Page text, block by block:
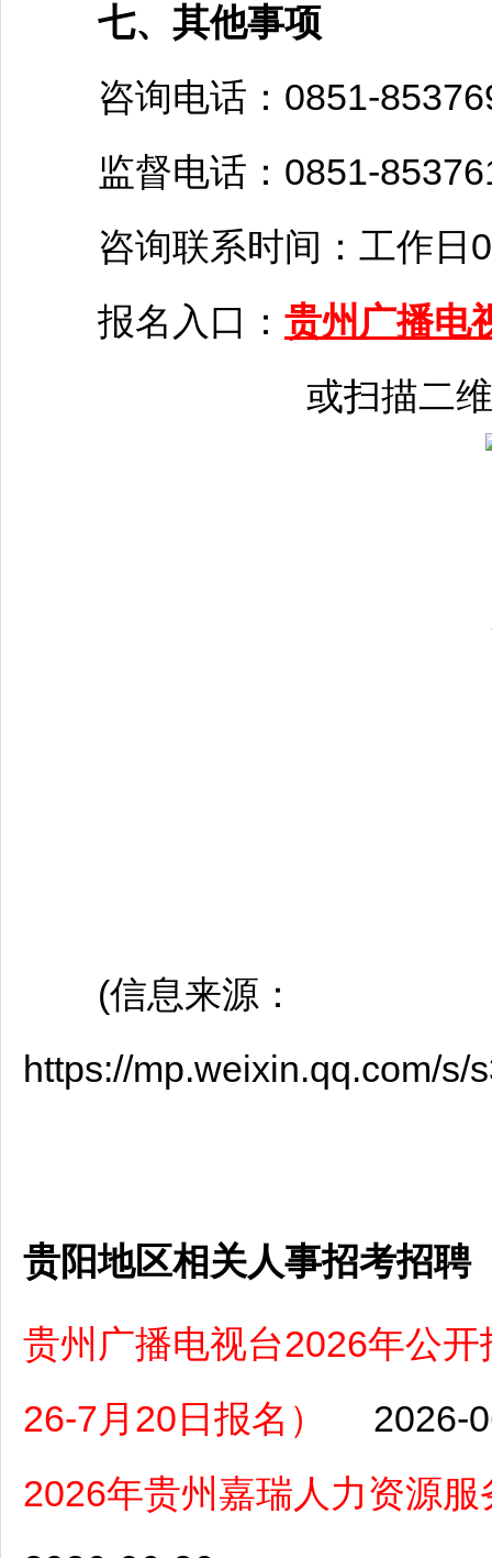
七、其他事项
咨询电话：0851-
监督电话：0851-
咨询联系时间：工作日
报名入口： 贵州广播电
或扫描二
(信息来源：
https://mp.weixin.qq.com/s/
贵阳地区相关人事招考招聘
贵州广播电视台2026年公
26-7月20日报名）
2026-
2026年贵州嘉瑞人力资源